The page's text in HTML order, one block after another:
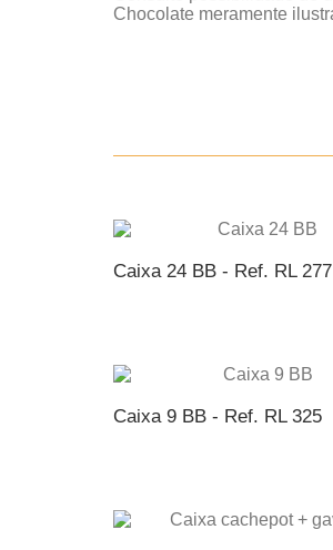
Chocolate meramente
Caixa 24 BB - Ref. RL 277
Caixa 9 BB - Ref. RL 325